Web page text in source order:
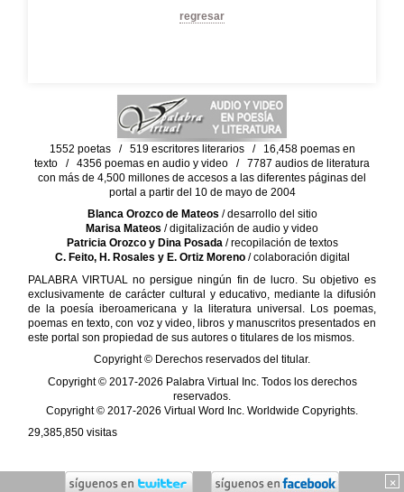
regresar
×
1552 poetas / 519 escritores literarios / 16,458 poemas en
texto / 4356 poemas en audio y video / 7787 audios de literatura
con más de 4,500 millones de accesos a las diferentes páginas del
portal a partir del 10 de mayo de 2004
Blanca Orozco de Mateos / desarrollo del sitio
Marisa Mateos / digitalización de audio y video
Patricia Orozco y Dina Posada/ recopilación de textos
C. Feito, H. Rosales y E. Ortiz Moreno/ colaboración digital
PALABRA VIRTUAL no persigue ningún fin de lucro. Su objetivo es
exclusivamente de carácter cultural y educativo, mediante la difusión
de la poesía iberoamericana y la literatura universal. Los poemas,
poemas en texto, con voz y video, libros y manuscritos presentados en
este portal son propiedad de sus autores o titulares de los mismos.
Copyright © Derechos reservados del titular.
Copyright © 2017-2026 Palabra Virtual Inc. Todos los derechos
reservados.
Copyright © 2017-2026 Virtual Word Inc. Worldwide Copyrights.
29,385,850 visitas